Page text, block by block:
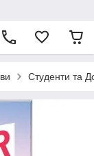
Студенти та